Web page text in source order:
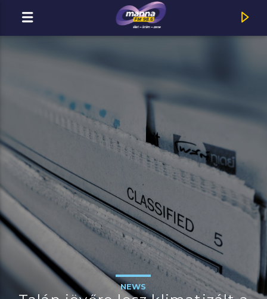
MOST ADÁSBAN
MannaFM
NEWS